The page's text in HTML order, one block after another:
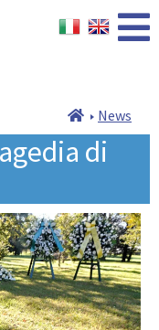
News
di